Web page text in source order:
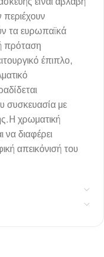
περιέχουν
τα ευρωπαϊκά
πρόταση
έπιπλο,
συσκευασία με
χρωματική
διαφέρει
απεικόνισή του